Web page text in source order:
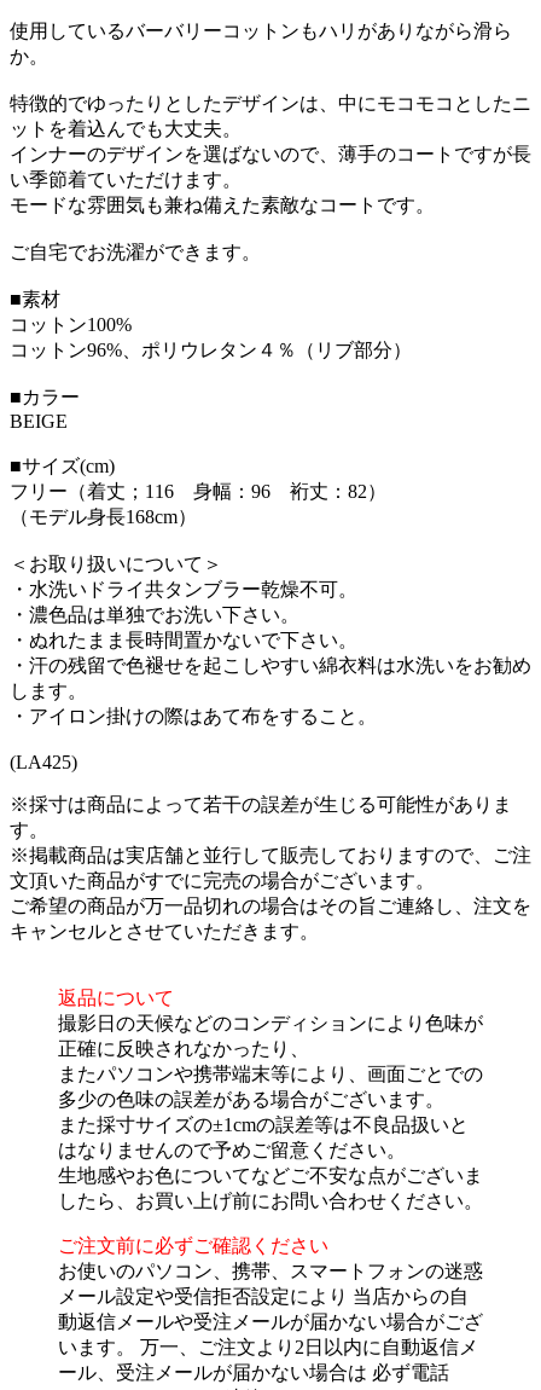
使用しているバーバリーコットンもハリがありながら滑ら
か。
特徴的でゆったりとしたデザインは、中にモコモコとしたニ
ットを着込んでも大丈夫。
インナーのデザインを選ばないので、薄手のコートですが長
い季節着ていただけます。
モードな雰囲気も兼ね備えた素敵なコートです。
ご自宅でお洗濯ができます。
■素材
コットン100%
コットン96%、ポリウレタン４％（リブ部分）
■カラー
BEIGE
■サイズ(cm)
フリー（着丈；116 身幅：96 裄丈：82）
（モデル身長168cm）
＜お取り扱いについて＞
・水洗いドライ共タンブラー乾燥不可。
・濃色品は単独でお洗い下さい。
・ぬれたまま長時間置かないで下さい。
・汗の残留で色褪せを起こしやすい綿衣料は水洗いをお勧め
します。
・アイロン掛けの際はあて布をすること。
(LA425)
※採寸は商品によって若干の誤差が生じる可能性がありま
す。
※掲載商品は実店舗と並行して販売しておりますので、ご注
文頂いた商品がすでに完売の場合がございます。
ご希望の商品が万一品切れの場合はその旨ご連絡し、注文を
キャンセルとさせていただきます。
返品について
撮影日の天候などのコンディションにより色味が
正確に反映されなかったり、
またパソコンや携帯端末等により、画面ごとでの
多少の色味の誤差がある場合がございます。
また採寸サイズの±1cmの誤差等は不良品扱いと
はなりませんので予めご留意ください。
生地感やお色についてなどご不安な点がございま
したら、お買い上げ前にお問い合わせください。
ご注文前に必ずご確認ください
お使いのパソコン、携帯、スマートフォンの迷惑
メール設定や受信拒否設定により 当店からの自
動返信メールや受注メールが届かない場合がござ
います。 万一、ご注文より2日以内に自動返信メ
ール、受注メールが届かない場合は 必ず電話